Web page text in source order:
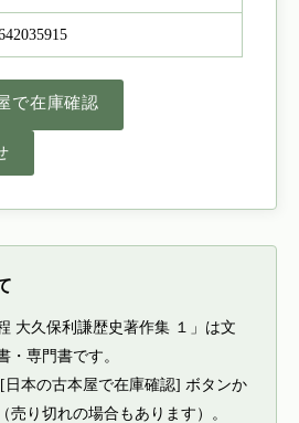
で在庫確認
大久保利謙歴史著作集 １」は文
・専門書です。
日本の古本屋で在庫確認] ボタンか
売り切れの場合もあります）。